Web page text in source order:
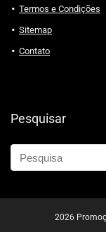
Termos e Condições
Sitemap
Contato
Pesquisar
2026